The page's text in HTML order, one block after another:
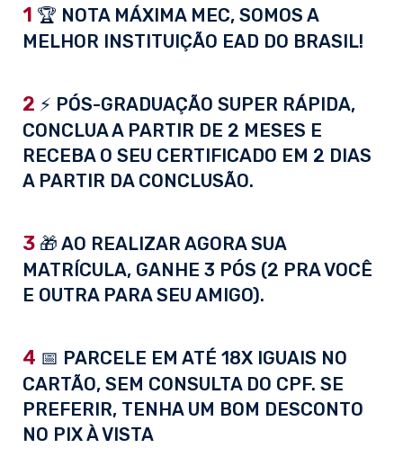
1 🏆 NOTA MÁXIMA MEC, SOMOS A
MELHOR INSTITUIÇÃO EAD DO BRASIL!
2 ⚡ PÓS-GRADUAÇÃO SUPER RÁPIDA,
CONCLUA A PARTIR DE 2 MESES E
RECEBA O SEU CERTIFICADO EM 2 DIAS
A PARTIR DA CONCLUSÃO.
3 🎁 AO REALIZAR AGORA SUA
MATRÍCULA, GANHE 3 PÓS (2 PRA VOCÊ
E OUTRA PARA SEU AMIGO).
4 📅 PARCELE EM ATÉ 18X IGUAIS NO
CARTÃO, SEM CONSULTA DO CPF. SE
PREFERIR, TENHA UM BOM DESCONTO
NO PIX À VISTA